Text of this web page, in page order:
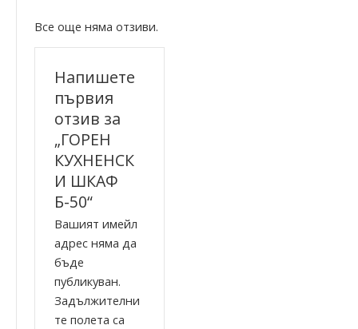
Все още няма отзиви.
Напишете
първия
отзив за
„ГОРЕН
КУХНЕНСК
И ШКАФ
Б-50“
Вашият имейл
адрес няма да
бъде
публикуван.
Задължителни
те полета са